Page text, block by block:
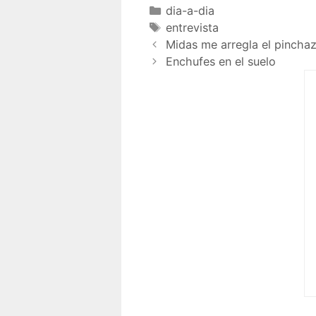
dia-a-dia
entrevista
Midas me arregla el
Enchufes en el suelo